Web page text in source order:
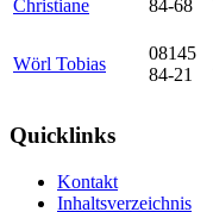
Christiane
84-68
Wörl Tobias
08145
84-21
Quicklinks
Kontakt
Inhaltsverzeichnis